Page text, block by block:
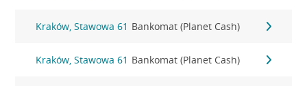
Kraków, Stawowa 61 Bankomat (Planet Cash)
Kraków, Stawowa 61 Bankomat (Planet Cash)